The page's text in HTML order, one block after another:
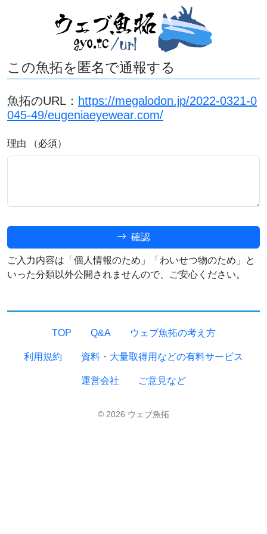
この魚拓を匿名で通報する
魚拓のURL： https://megalodon.jp/2022-0321-0
045-49/eugeniaeyewear.com/
理由 （必須）
確認
ご入力内容は「個人情報のため」「わいせつ物のため」と
いった分類以外公開されませんので、ご安心ください。
TOP Q&A ウェブ魚拓の考え方
利用規約 資料・大量取得用などの有料サービス
運営会社 ご意見など
© 2026 ウェブ魚拓